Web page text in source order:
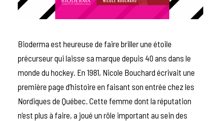
Bioderma est heureuse de faire briller une étoile
précurseur qui laisse sa marque depuis 40 ans dans le
monde du hockey. En 1981, Nicole Bouchard écrivait une
première page d’histoire en faisant son entrée chez les
Nordiques de Québec. Cette femme dont la réputation
n’est plus à faire, a joué un rôle important au sein des